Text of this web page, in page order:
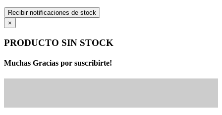
Recibir notificaciones de stock
×
PRODUCTO SIN STOCK
Muchas Gracias por suscribirte!